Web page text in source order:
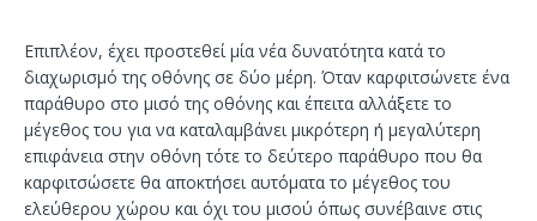
Επιπλέον, έχει προστεθεί μία νέα δυνατότητα κατά το
διαχωρισμό της οθόνης σε δύο μέρη. Όταν καρφιτσώνετε ένα
παράθυρο στο μισό της οθόνης και έπειτα αλλάξετε το
μέγεθος του για να καταλαμβάνει μικρότερη ή μεγαλύτερη
επιφάνεια στην οθόνη τότε το δεύτερο παράθυρο που θα
καρφιτσώσετε θα αποκτήσει αυτόματα το μέγεθος του
ελεύθερου χώρου και όχι του μισού όπως συνέβαινε στις